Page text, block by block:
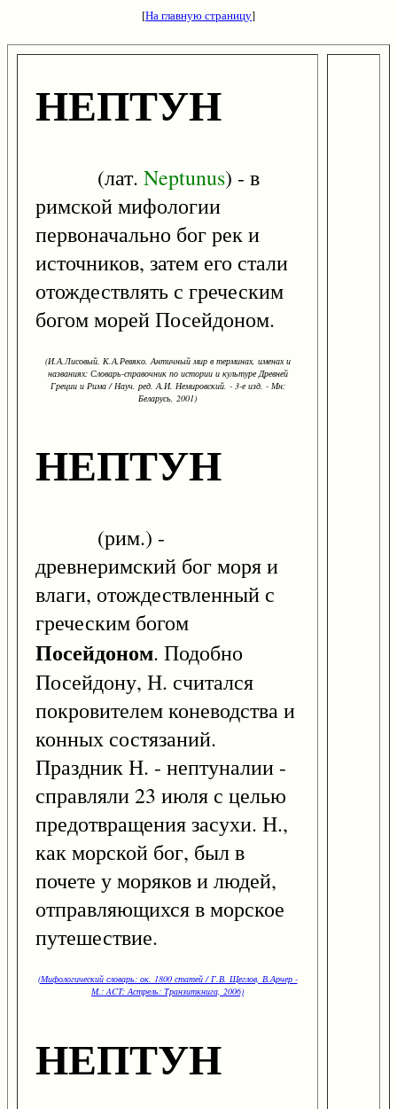
[На главную страницу]
НЕПТУН
(лат. Neptunus) - в
римской мифологии
первоначально бог рек и
источников, затем его стали
отождествлять с греческим
богом морей Посейдоном.
(И.А.Лисовый, К.А.Ревяко. Античный мир в терминах, именах и
названиях: Словарь-справочник по истории и культуре Древней
Греции и Рима / Науч. ред. А.И. Немировский. - 3-е изд. - Мн:
Беларусь, 2001)
НЕПТУН
(рим.) -
древнеримский бог моря и
влаги, отождествленный с
греческим богом
Посейдоном. Подобно
Посейдону, Н. считался
покровителем коневодства и
конных состязаний.
Праздник Н. - нептуналии -
справляли 23 июля с целью
предотвращения засухи. Н.,
как морской бог, был в
почете у моряков и людей,
отправляющихся в морское
путешествие.
(Мифологический словарь: ок. 1800 статей / Г.В. Щеглов, В.Арчер -
М.: ACT: Астрель: Транзиткнига, 2006)
НЕПТУН